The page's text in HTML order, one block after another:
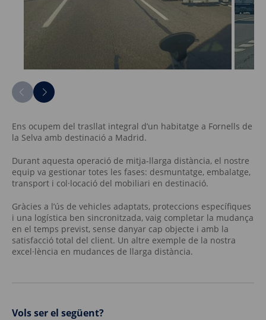
Ens ocupem del trasllat integral d’un habitatge a Fornells de
la Selva amb destinació a Madrid.
Durant aquesta operació de mitja-llarga distància, el nostre
equip va gestionar totes les fases: desmuntatge, embalatge,
transport i col·locació del mobiliari en destinació.
Gràcies a l’ús de vehicles adaptats, proteccions específiques
i una logística ben sincronitzada, vaig completar la mudança
en el temps previst, sense danyar cap objecte i amb la
satisfacció total del client. Un altre exemple de la nostra
excel·lència en mudances de llarga distància.
Vols ser el següent?